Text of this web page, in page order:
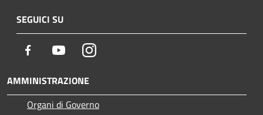
SEGUICI SU
Facebook YoutubeInstagram
AMMINISTRAZIONE
Organi di Governo